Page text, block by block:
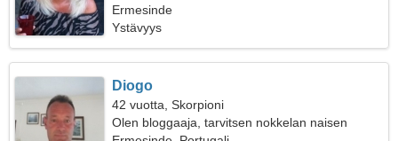
Ermesinde
Ystävyys
Diogo
42 vuotta, Skorpioni
Olen bloggaaja, tarvitsen nokkelan naisen